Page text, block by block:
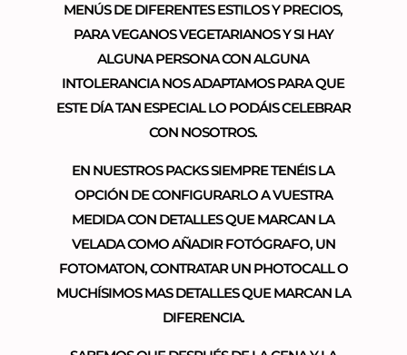
MENÚS DE DIFERENTES ESTILOS Y PRECIOS,
PARA VEGANOS VEGETARIANOS Y SI HAY
ALGUNA PERSONA CON ALGUNA
INTOLERANCIA NOS ADAPTAMOS PARA QUE
ESTE DÍA TAN ESPECIAL LO PODÁIS CELEBRAR
CON NOSOTROS.
EN NUESTROS PACKS SIEMPRE TENÉIS LA
OPCIÓN DE CONFIGURARLO A VUESTRA
MEDIDA CON DETALLES QUE MARCAN LA
VELADA COMO AÑADIR FOTÓGRAFO, UN
FOTOMATON, CONTRATAR UN PHOTOCALL O
MUCHÍSIMOS MAS DETALLES QUE MARCAN LA
DIFERENCIA.